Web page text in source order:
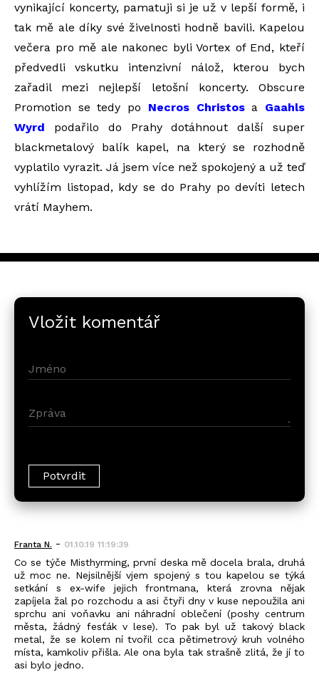
vynikající koncerty, pamatuji si je už v lepší formě, i
tak mě ale díky své živelnosti hodně bavili. Kapelou
večera pro mě ale nakonec byli Vortex of End, kteří
předvedli vskutku intenzivní nálož, kterou bych
zařadil mezi nejlepší letošní koncerty. Obscure
Promotion se tedy po Necros Christosa Gaahls
Wyrd podařilo do Prahy dotáhnout další super
blackmetalový balík kapel, na který se rozhodně
vyplatilo vyrazit. Já jsem více než spokojený a už teď
vyhlížím listopad, kdy se do Prahy po devíti letech
vrátí Mayhem.
Vložit komentář
Franta N. - 01.10.19 11:19:39
Co se týče Misthyrming, první deska mě docela brala, druhá
už moc ne. Nejsilnější vjem spojený s tou kapelou se týká
setkání s ex-wife jejich frontmana, která zrovna nějak
zapíjela žal po rozchodu a asi čtyři dny v kuse nepoužila ani
sprchu ani voňavku ani náhradní oblečení (poshy centrum
města, žádný fesťák v lese). To pak byl už takový black
metal, že se kolem ní tvořil cca pětimetrový kruh volného
místa, kamkoliv přišla. Ale ona byla tak strašně zlitá, že jí to
asi bylo jedno.